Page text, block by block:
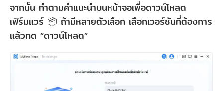
จากนั้น ทำตามคำแนะนำบนหน้าจอเพื่อดาวน์โหลด
เฟิร์มแวร์ 📦 ถ้ามีหลายตัวเลือก เลือกเวอร์ชันที่ต้องการ
แล้วกด “ดาวน์โหลด”